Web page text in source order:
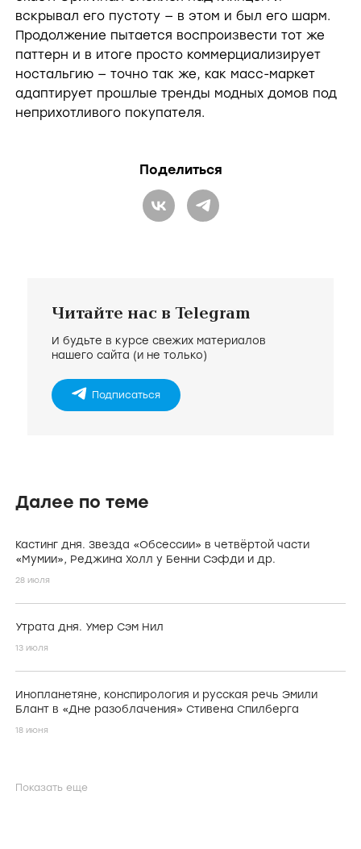
V
i
e
вскрывал его пустоту — в этом и был его шарм.
Продолжение пытается воспроизвести тот же
паттерн и в итоге просто коммерциализирует
ностальгию — точно так же, как масс-маркет
адаптирует прошлые тренды модных домов под
неприхотливого покупателя.
Поделиться
Читайте нас в Telegram
И будьте в курсе свежих материалов
нашего сайта (и не только)
Подписаться
Далее по теме
Кастинг дня. Звезда «Обсессии» в четвёртой части
«Мумии», Реджина Холл у Бенни Сэфди и др.
28 июля
Утрата дня. Умер Сэм Нил
13 июля
Инопланетяне, конспирология и русская речь Эмили
Блант в «Дне разоблачения» Стивена Спилберга
18 июня
Показать еще